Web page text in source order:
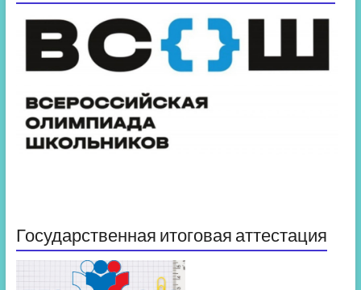
Государственная итоговая аттестация